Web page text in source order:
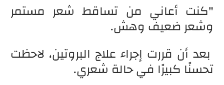
"كنت أعاني من تساقط شعر مستمر
وشعر ضعيف وهش.
بعد أن قررت إجراء علاج البروتين، لاحظت
تحسنًا كبيرًا في حالة شعري.